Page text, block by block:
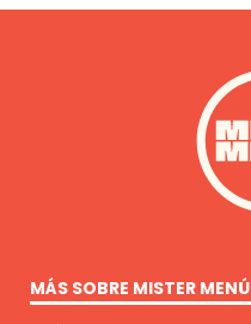
MÁS SOBRE MISTER MENÚ